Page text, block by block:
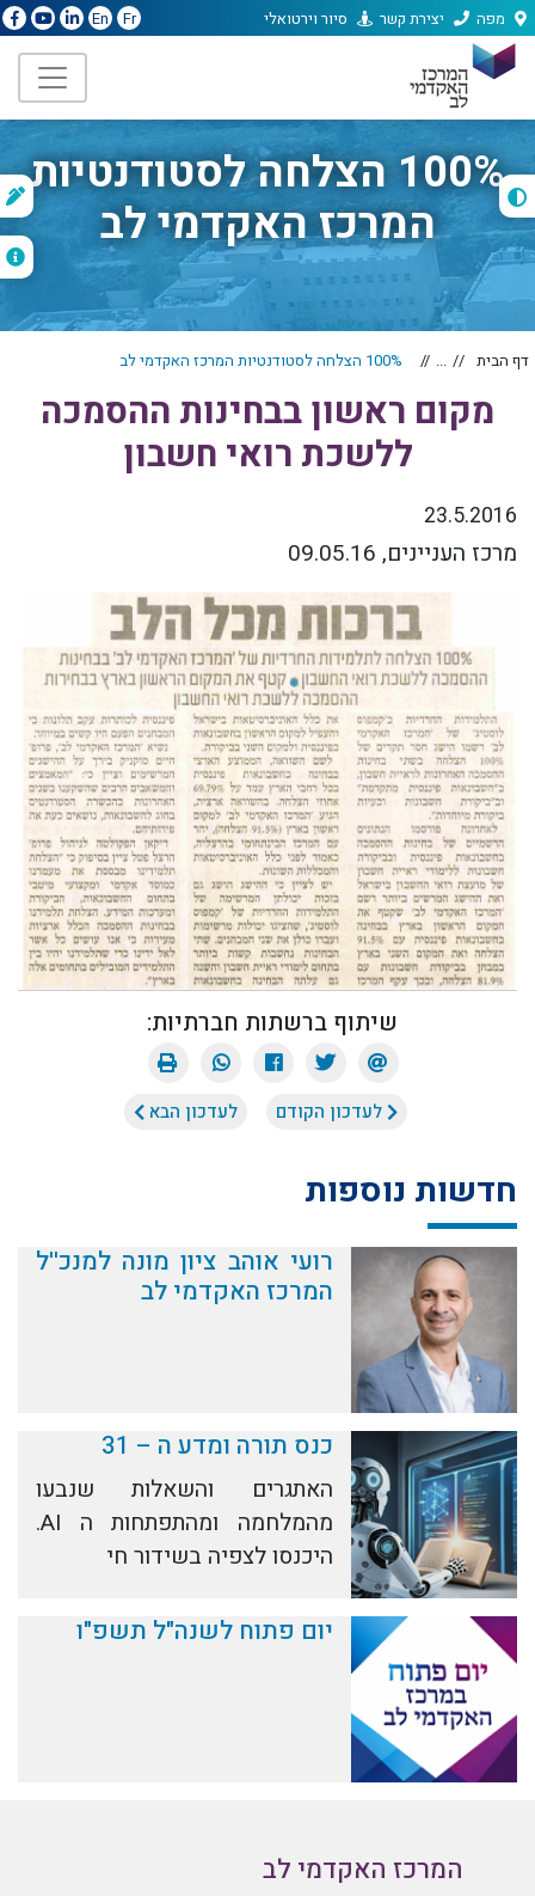
מפה יצירת קשר סיור וירטואלי Fr
En
100% הצלחה לסטודנטיות
המרכז האקדמי לב
דף הבית ... 100% הצלחה לסטודנטיות המרכז האקדמי לב
מקום ראשון בבחינות ההסמכה
ללשכת רואי חשבון
23.5.2016
מרכז העניינים, 09.05.16
שיתוף ברשתות חברתיות:
לעדכון הקודם לעדכון הבא
חדשות נוספות
רועי אוהב ציון מונה למנכ''ל
המרכז האקדמי לב
כנס תורה ומדע ה – 31
האתגרים והשאלות שנבעו
מהמלחמה ומהתפתחות ה AI.
היכנסו לצפיה בשידור חי
יום פתוח לשנה"ל תשפ"ו
המרכז האקדמי לב